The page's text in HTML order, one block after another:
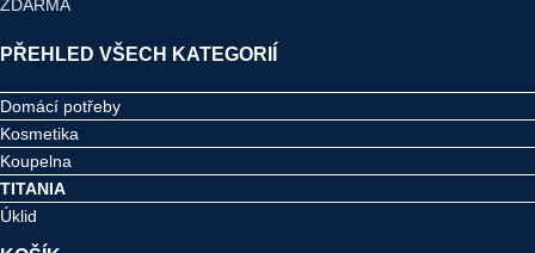
PŘEHLED VŠECH KATEGORIÍ
Domácí potřeby
Kosmetika
Koupelna
TITANIA
Úklid